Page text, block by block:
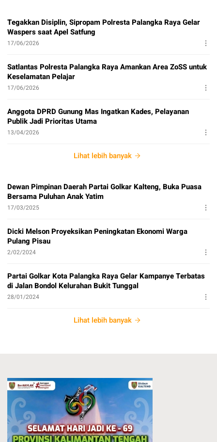
Tegakkan Disiplin, Sipropam Polresta Palangka Raya Gelar
Waspers saat Apel Satfung
17/06/2026
Satlantas Polresta Palangka Raya Amankan Area ZoSS untuk
Keselamatan Pelajar
17/06/2026
Anggota DPRD Gunung Mas Ingatkan Kades, Pelayanan
Publik Jadi Prioritas Utama
13/04/2026
Lihat lebih banyak
Dewan Pimpinan Daerah Partai Golkar Kalteng, Buka Puasa
Bersama Puluhan Anak Yatim
17/03/2025
Dicki Melson Proyeksikan Peningkatan Ekonomi Warga
Pulang Pisau
2/02/2024
Partai Golkar Kota Palangka Raya Gelar Kampanye Terbatas
di Jalan Bondol Kelurahan Bukit Tunggal
28/01/2024
Lihat lebih banyak